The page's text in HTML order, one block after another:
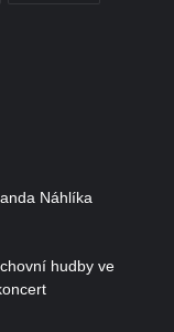
Náhlíka
hudby ve